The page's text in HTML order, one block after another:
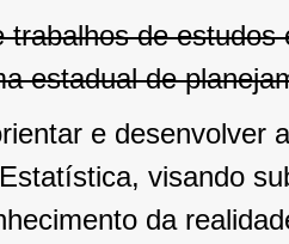
trabalhos de
estadual de
e desenvolver
visando
da